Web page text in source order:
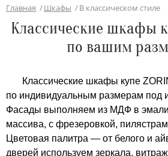
Главная Шкафы В классическом стиле
Классические шкафы
по вашим
Классические шкафы купе
по индивидуальным размерам под
Фасады выполняем из МДФ в
массива, с фрезеровкой,
Цветовая палитра — от белого и
дверей используем зеркала,